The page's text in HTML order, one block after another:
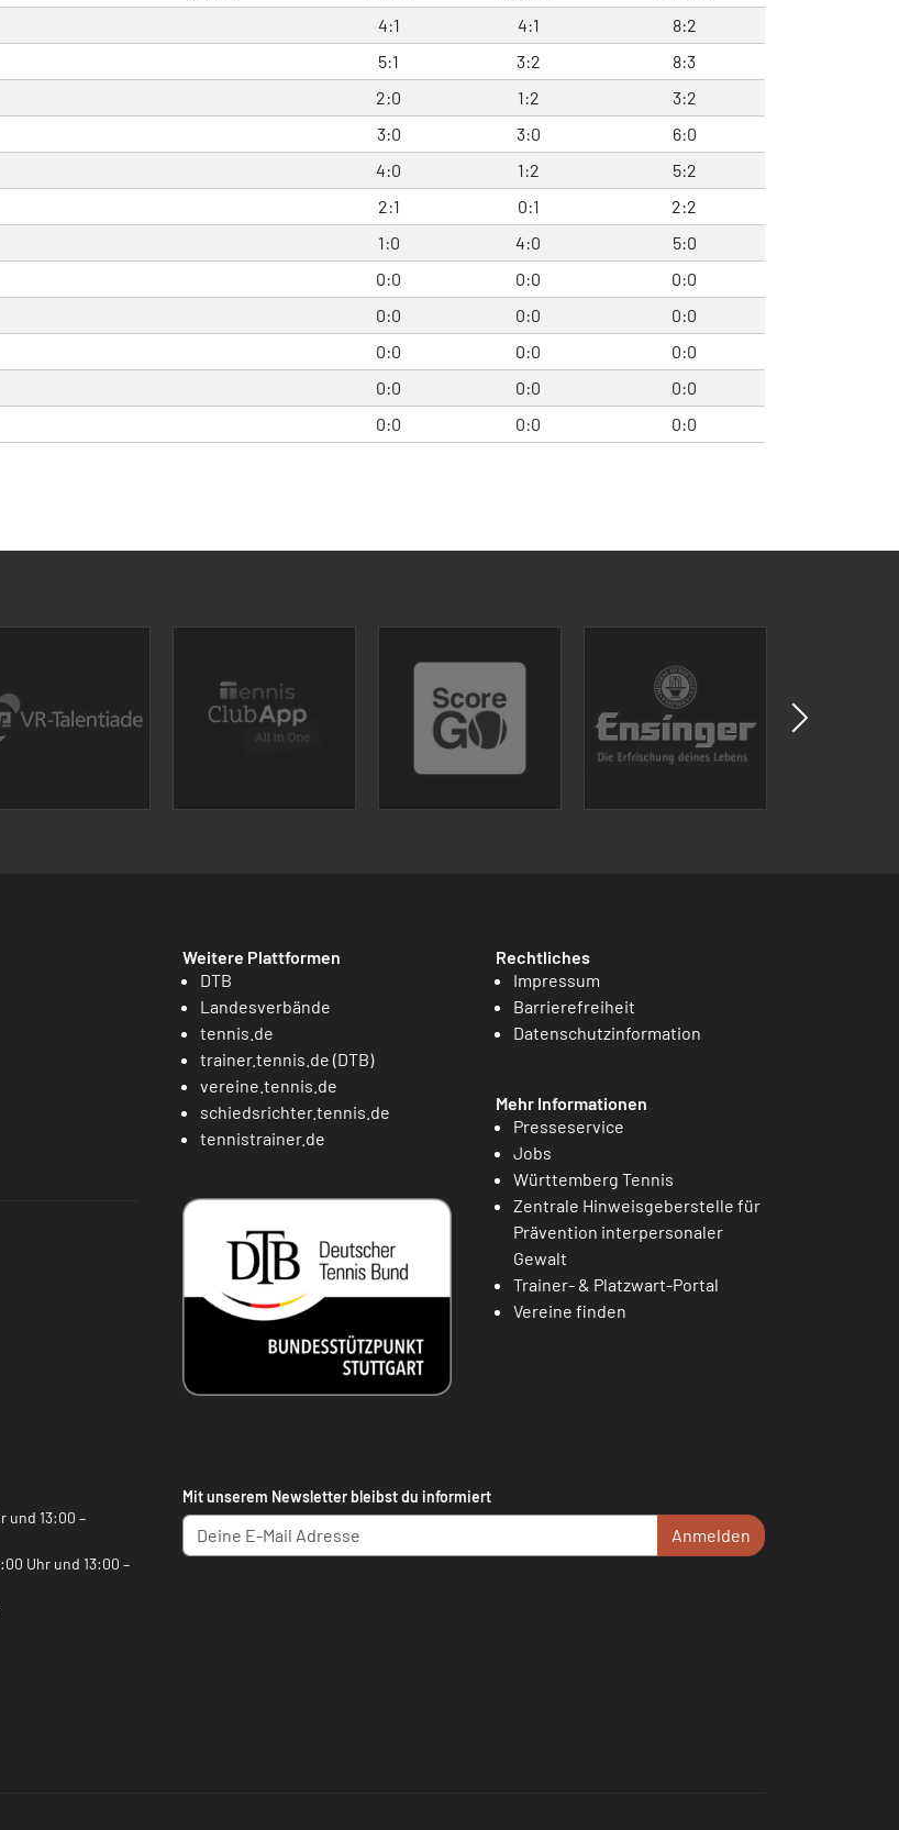
4:1 4:1
8:2
5:1 3:2
8:3
2:0 1:2
3:2
3:0 3:0
6:0
4:0 1:2
5:2
2:1 0:1
2:2
1:0 4:0
5:0
0:0 0:0
0:0
0:0 0:0
0:0
0:0 0:0
0:0
0:0 0:0
0:0
0:0 0:0 0:0
Weitere Plattformen
DTB
Landesverbände
tennis.de
trainer.tennis.de (DTB)
vereine.tennis.de
schiedsrichter.tennis.de
tennistrainer.de
Rechtliches
Impressum
Barrierefreiheit
Datenschutzinformation
Mehr Informationen
Presseservice
Jobs
Württemberg Tennis
Zentrale Hinweisgeberstelle für
Prävention interpersonaler
Gewalt
Trainer- & Platzwart-Portal
Vereine finden
und 13:00 –
Uhr und 13:00 –
Mit unserem Newsletter bleibst du informiert
Anmelden